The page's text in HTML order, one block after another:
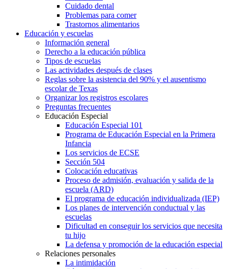
Cuidado dental
Problemas para comer
Trastornos alimentarios
Educación y escuelas
Información general
Derecho a la educación pública
Tipos de escuelas
Las actividades después de clases
Reglas sobre la asistencia del 90% y el ausentismo
escolar de Texas
Organizar los registros escolares
Preguntas frecuentes
Educación Especial
Educación Especial 101
Programa de Educación Especial en la Primera
Infancia
Los servicios de ECSE
Sección 504
Colocación educativas
Proceso de admisión, evaluación y salida de la
escuela (ARD)
El programa de educación individualizada (IEP)
Los planes de intervención conductual y las
escuelas
Dificultad en conseguir los servicios que necesita
tu hijo
La defensa y promoción de la educación especial
Relaciones personales
La intimidación